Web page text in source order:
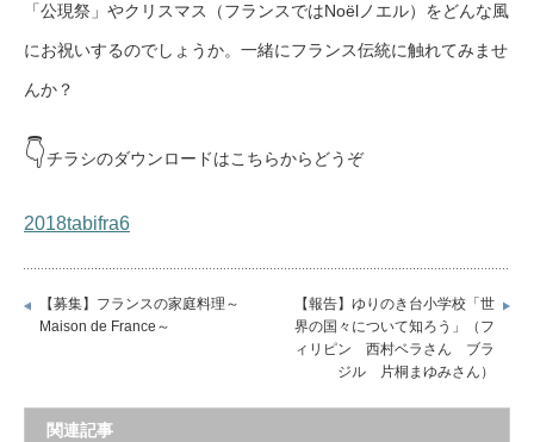
「公現祭」やクリスマス（フランスではNoëlノエル）をどんな風
にお祝いするのでしょうか。一緒にフランス伝統に触れてみませ
んか？
👇チラシのダウンロードはこちらからどうぞ
2018tabifra6
【募集】フランスの家庭料理～
Maison de France～
【報告】ゆりのき台小学校「世
界の国々について知ろう」（フ
ィリピン 西村ベラさん ブラ
ジル 片桐まゆみさん）
関連記事